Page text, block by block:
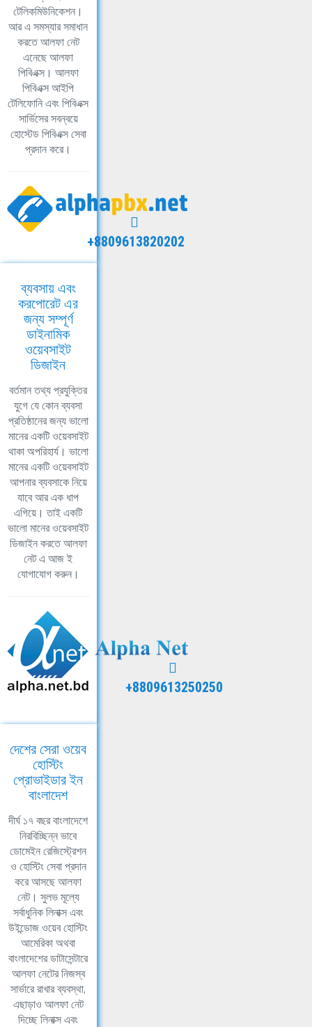
টেলিকমিউনিকেশন।
আর এ সমস্যার সমাধান
করতে আলফা নেট
এনেছে আলফা
পিবিএক্স। আলফা
পিবিএক্স আইপি
টেলিফোনি এবং পিবিএক্স
সার্ভিসের সবন্বয়ে
হোস্টেড পিবিএক্স সেবা
প্রদান করে।
+8809613820202
ব্যবসায় এবং
করপোরেট এর
জন্য সম্পূর্ণ
ডাইনামিক
ওয়েবসাইট
ডিজাইন
বর্তমান তথ্য প্রযুক্তির
যুগে যে কোন ব্যবসা
প্রতিষ্ঠানের জন্য ভালো
মানের একটি ওয়েবসাইট
থাকা অপরিহার্য। ভালো
মানের একটি ওয়েবসাইট
আপনার ব্যবসাকে নিয়ে
যাবে আর এক ধাপ
এগিয়ে। তাই একটি
ভালো মানের ওয়েবসাইট
ডিজাইন করতে আলফা
নেট এ আজ ই
যোগাযোগ করুন।
+8809613250250
দেশের সেরা ওয়েব
হোস্টিং
প্রোভাইডার ইন
বাংলাদেশ
দীর্ঘ ১৭ বছর বাংলাদেশে
নিরবিচ্ছিন্ন ভাবে
ডোমেইন রেজিস্ট্রেশন
ও হোস্টিং সেবা প্রদান
করে আসছে আলফা
নেট। সুলভ মূল্যে
সর্বাধুনিক লিনাক্স এবং
উইন্ডোজ ওয়েব হোস্টিং
আমেরিকা অথবা
বাংলাদেশের ডাটাসেন্টারে
আলফা নেটের নিজস্ব
সার্ভারে রাখার ব্যবস্থা,
এছাড়াও আলফা নেট
দিচ্ছে লিনাক্স এবং